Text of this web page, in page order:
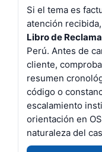
Si el tema es
atención
Libro de
Perú. Antes de
cliente,
resumen
código o
escalamiento
orientación en
naturaleza del